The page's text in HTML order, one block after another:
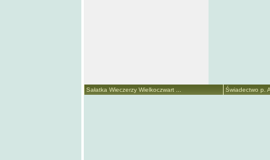
Sałatka Wieczerzy Wielkoczwart ... Świadectwo p.